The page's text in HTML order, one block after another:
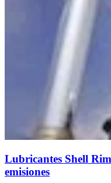
Lubricantes Shell
emisiones